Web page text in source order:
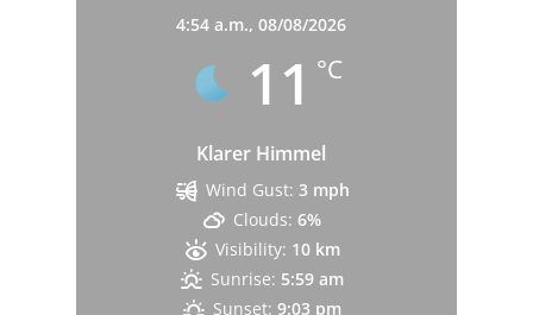
4:54 a.m., 08/08/2026
11 °C
Klarer Himmel
Wind Gust: 3 mph
Clouds: 6%
Visibility: 10 km
Sunrise: 5:59 am
Sunset: 9:03 pm